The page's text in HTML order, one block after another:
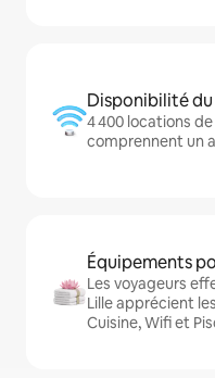
Disponibilité
4 400 locations
comprennent un
Équipements
Les voyageurs
Lille apprécient
Cuisine, Wifi et